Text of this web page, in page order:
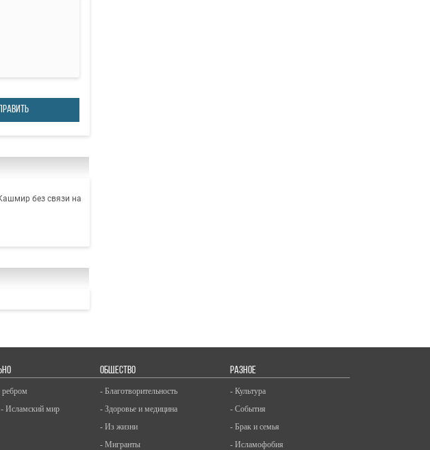
без связи на
Исламский мир
ОБЩЕСТВО
- Благотворительность
- Здоровье и медицина
- Из жизни
- Мигранты
РАЗНОЕ
- Культура
- События
- Брак и семья
- Исламофобия